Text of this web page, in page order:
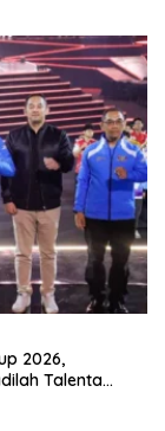
2026,
Talenta